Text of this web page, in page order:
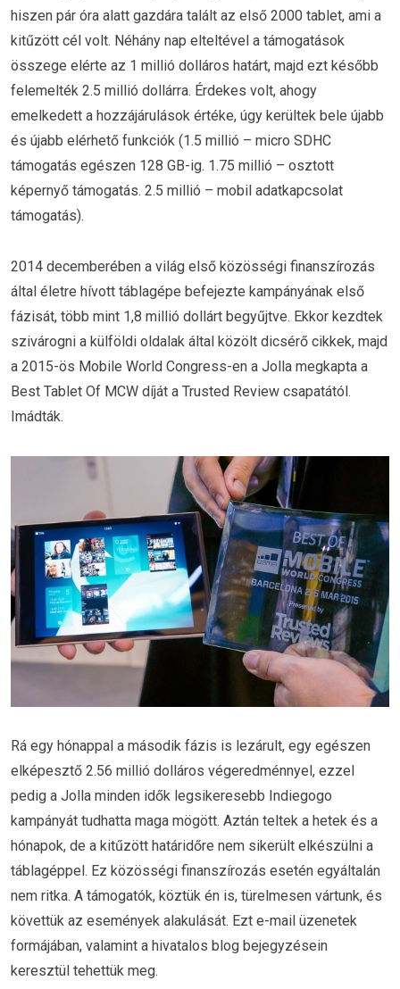
hiszen pár óra alatt gazdára talált az első 2000 tablet, ami a
kitűzött cél volt. Néhány nap elteltével a támogatások
összege elérte az 1 millió dolláros határt, majd ezt később
felemelték 2.5 millió dollárra. Érdekes volt, ahogy
emelkedett a hozzájárulások értéke, úgy kerültek bele újabb
és újabb elérhető funkciók (1.5 millió – micro SDHC
támogatás egészen 128 GB-ig. 1.75 millió – osztott
képernyő támogatás. 2.5 millió – mobil adatkapcsolat
támogatás).
2014 decemberében a világ első közösségi finanszírozás
által életre hívott táblagépe befejezte kampányának első
fázisát, több mint 1,8 millió dollárt begyűjtve. Ekkor kezdtek
szivárogni a külföldi oldalak által közölt dicsérő cikkek, majd
a 2015-ös Mobile World Congress-en a Jolla megkapta a
Best Tablet Of MCW díját a Trusted Review csapatától.
Imádták.
Rá egy hónappal a második fázis is lezárult, egy egészen
elképesztő 2.56 millió dolláros végeredménnyel, ezzel
pedig a Jolla minden idők legsikeresebb Indiegogo
kampányát tudhatta maga mögött. Aztán teltek a hetek és a
hónapok, de a kitűzött határidőre nem sikerült elkészülni a
táblagéppel. Ez közösségi finanszírozás esetén egyáltalán
nem ritka. A támogatók, köztük én is, türelmesen vártunk, és
követtük az események alakulását. Ezt e-mail üzenetek
formájában, valamint a hivatalos blog bejegyzésein
keresztül tehettük meg.